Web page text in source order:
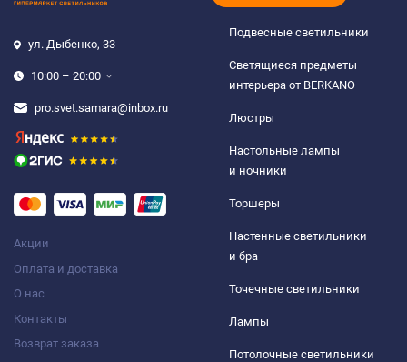
ул. Дыбенко, 33
10:00 – 20:00
pro.svet.samara@inbox.ru
Акции
Оплата и доставка
О нас
Контакты
Возврат заказа
Подвесные светильники
Светящиеся предметы
интерьера от BERKANO
Люстры
Настольные лампы
и ночники
Торшеры
Настенные светильники
и бра
Точечные светильники
Лампы
Потолочные светильники